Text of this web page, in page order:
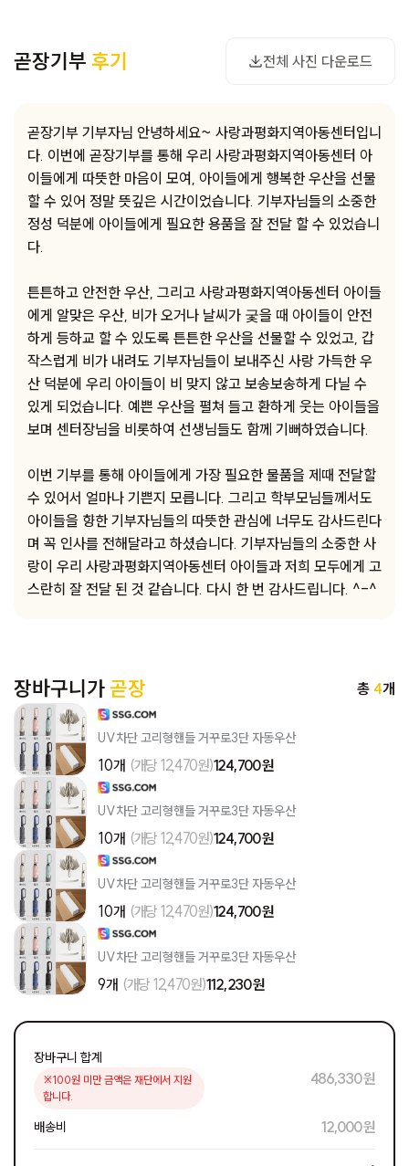
곧장기부 후기 전체 사진 다운로드
사진 다운로드
곧장기부 기부자님 안녕하세요~ 사랑과평화지역아동센터입니
다. 이번에 곧장기부를 통해 우리 사랑과평화지역아동센터 아
이들에게 따뜻한 마음이 모여, 아이들에게 행복한 우산을 선물
할 수 있어 정말 뜻깊은 시간이었습니다. 기부자님들의 소중한
정성 덕분에 아이들에게 필요한 용품을 잘 전달 할 수 있었습니
다.
튼튼하고 안전한 우산, 그리고 사랑과평화지역아동센터 아이들
에게 알맞은 우산, 비가 오거나 날씨가 궃을 때 아이들이 안전
하게 등하교 할 수 있도록 튼튼한 우산을 선물할 수 있었고, 갑
작스럽게 비가 내려도 기부자님들이 보내주신 사랑 가득한 우
산 덕분에 우리 아이들이 비 맞지 않고 보송보송하게 다닐 수
있게 되었습니다. 예쁜 우산을 펼쳐 들고 환하게 웃는 아이들을
보며 센터장님을 비롯하여 선생님들도 함께 기뻐하였습니다.
이번 기부를 통해 아이들에게 가장 필요한 물품을 제때 전달할
수 있어서 얼마나 기쁜지 모릅니다. 그리고 학부모님들께서도
아이들을 향한 기부자님들의 따뜻한 관심에 너무도 감사드린다
며 꼭 인사를 전해달라고 하셨습니다. 기부자님들의 소중한 사
랑이 우리 사랑과평화지역아동센터 아이들과 저희 모두에게 고
스란히 잘 전달 된 것 같습니다. 다시 한 번 감사드립니다. ^-^
장바구니가곧장 총 4개
UV차단 고리형핸들 거꾸로3단 자동우산
10개 (개당 12,470원)124,700 원
UV차단 고리형핸들 거꾸로3단 자동우산
10개 (개당 12,470원)124,700 원
UV차단 고리형핸들 거꾸로3단 자동우산
10개 (개당 12,470원)124,700 원
UV차단 고리형핸들 거꾸로3단 자동우산
9개 (개당 12,470원)112,230 원
장바구니 합계
※100원 미만 금액은 재단에서 지원
합니다.
486,330 원
배송비 12,000 원